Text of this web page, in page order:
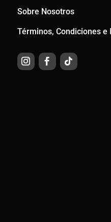
Sobre Nosotros
Términos, Condiciones